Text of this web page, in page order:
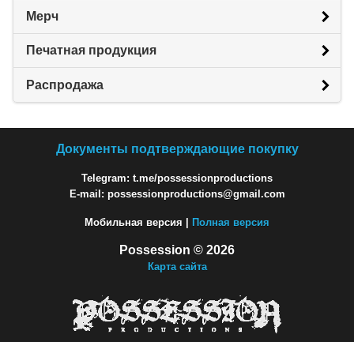
Мерч
Печатная продукция
Распродажа
Документы подтверждающие покупку
Telegram: t.me/possessionproductions
E-mail: possessionproductions@gmail.com
Мобильная версия | Полная версия
Possession © 2026
Карта сайта